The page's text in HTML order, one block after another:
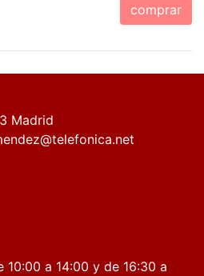
comprar
Madrid
10:00 a 14:00 y de 16:30 a